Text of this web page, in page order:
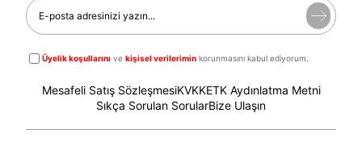
Üyelik koşullarını vekişisel verilerimin korunmasını kabul ediyorum.
Mesafeli Satış SözleşmesiKVKKETK Aydınlatma Metni
Sıkça Sorulan SorularBize Ulaşın